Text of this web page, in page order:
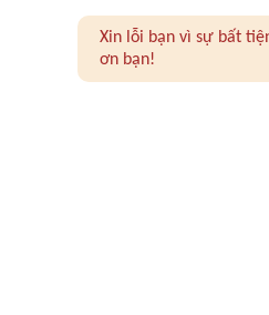
Xin lỗi bạn vì sự bất
ơn bạn!